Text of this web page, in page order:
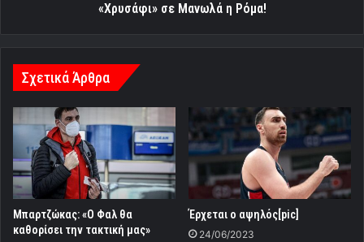
«Χρυσάφι» σε Μανωλά η Ρόμα!
Σχετικά Άρθρα
Μπαρτζώκας: «Ο Φαλ θα
καθορίσει την τακτική μας»
Έρχεται ο αψηλός[pic]
24/06/2023